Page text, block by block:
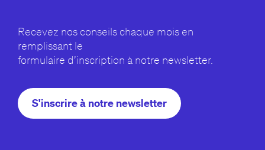
Recevez nos conseils chaque mois en
remplissant le
formulaire d’inscription à notre newsletter.
S'inscrire à notre newsletter